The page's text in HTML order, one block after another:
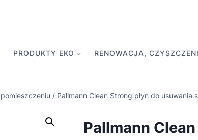
PRODUKTY EKO RENOWACJA,
/ Pallmann Clean Strong płyn do usuwania
Pallmann